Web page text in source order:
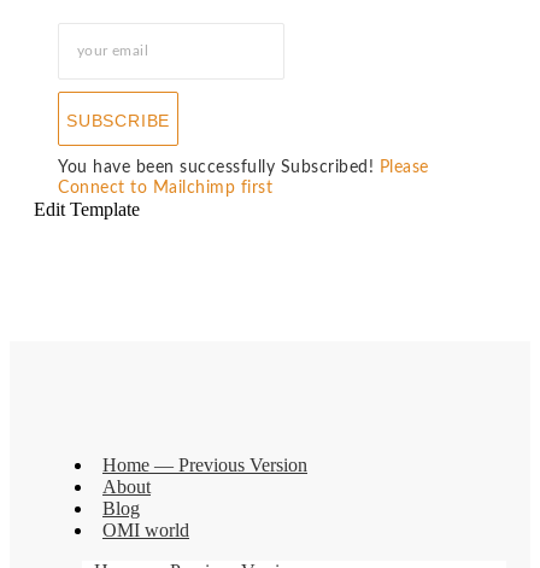
SUBSCRIBE
You have been successfully Subscribed! Please
Connect to Mailchimp first
Edit Template
Home — Previous Version
About
Blog
OMI world